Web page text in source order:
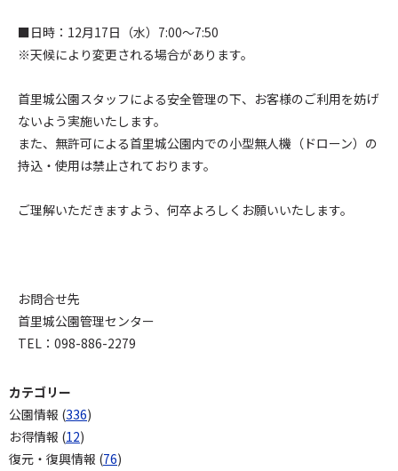
■日時：12月17日（水）7:00～7:50
※天候により変更される場合があります。
首里城公園スタッフによる安全管理の下、お客様のご利用を妨げ
ないよう実施いたします。
また、無許可による首里城公園内での小型無人機（ドローン）の
持込・使用は禁止されております。
ご理解いただきますよう、何卒よろしくお願いいたします。
お問合せ先
首里城公園管理センター
TEL：098-886-2279
カテゴリー
公園情報 (336)
お得情報 (12)
復元・復興情報 (76)